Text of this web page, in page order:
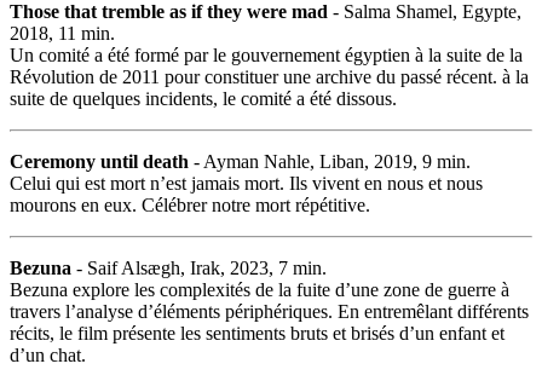
Those that tremble as if they were mad - Salma Shamel, Egypte,
2018, 11 min.
Un comité a été formé par le gouvernement égyptien à la suite de la
Révolution de 2011 pour constituer une archive du passé récent. à la
suite de quelques incidents, le comité a été dissous.
Ceremony until death - Ayman Nahle, Liban, 2019, 9 min.
Celui qui est mort n’est jamais mort. Ils vivent en nous et nous
mourons en eux. Célébrer notre mort répétitive.
Bezuna - Saif Alsægh, Irak, 2023, 7 min.
Bezuna explore les complexités de la fuite d’une zone de guerre à
travers l’analyse d’éléments périphériques. En entremêlant différents
récits, le film présente les sentiments bruts et brisés d’un enfant et
d’un chat.